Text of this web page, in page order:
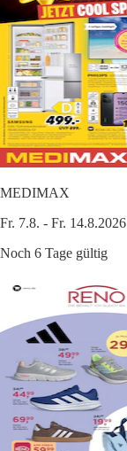
MEDIMAX
Fr. 7.8. - Fr. 14.8.2026
Noch 6 Tage gültig